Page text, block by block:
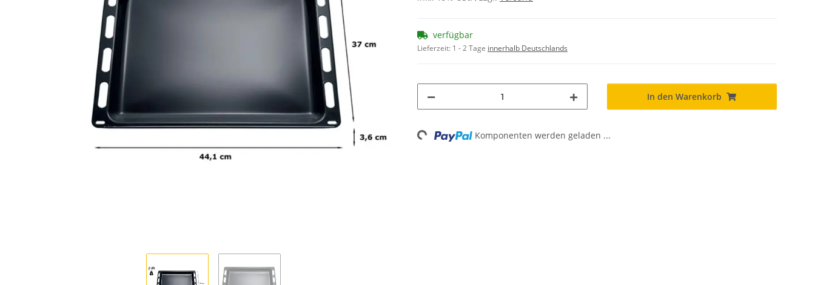
verfügbar
Lieferzeit: 1 - 2 Tage innerhalb Deutschlands
In den Warenkorb
Loading... Komponenten werden geladen ...